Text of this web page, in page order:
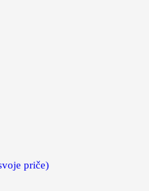
priče)